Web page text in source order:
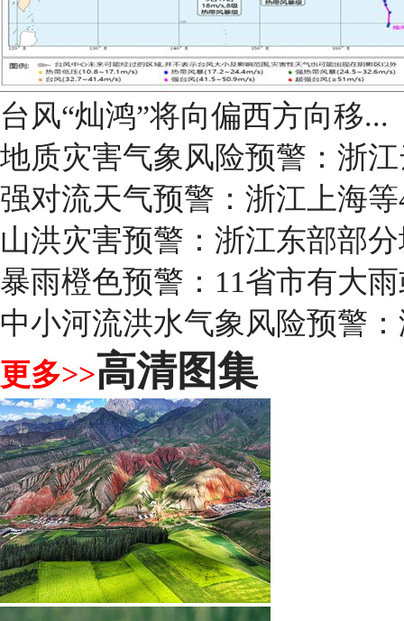
台风“灿鸿”将向偏西方向移...
地质灾害气象风险预警：浙
强对流天气预警：浙江上海
山洪灾害预警：浙江东部部
暴雨橙色预警：11省市有大
中小河流洪水气象风险预警
更多>>高清图集